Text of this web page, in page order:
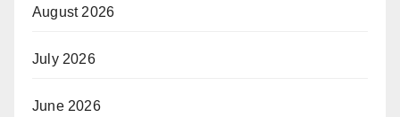
August 2026
July 2026
June 2026